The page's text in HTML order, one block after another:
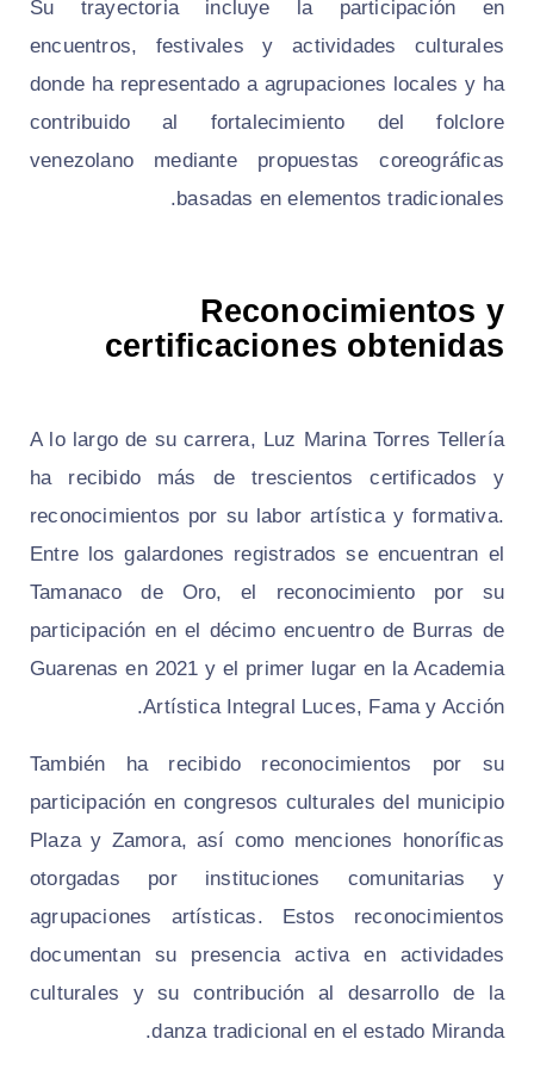
Su trayectoria incluye la participación en
encuentros, festivales y actividades culturales
donde ha representado a agrupaciones locales y ha
contribuido al fortalecimiento del folclore
venezolano mediante propuestas coreográficas
basadas en elementos tradicionales.
Reconocimientos y
certificaciones obtenidas
A lo largo de su carrera, Luz Marina Torres Tellería
ha recibido más de trescientos certificados y
reconocimientos por su labor artística y formativa.
Entre los galardones registrados se encuentran el
Tamanaco de Oro, el reconocimiento por su
participación en el décimo encuentro de Burras de
Guarenas en 2021 y el primer lugar en la Academia
Artística Integral Luces, Fama y Acción.
También ha recibido reconocimientos por su
participación en congresos culturales del municipio
Plaza y Zamora, así como menciones honoríficas
otorgadas por instituciones comunitarias y
agrupaciones artísticas. Estos reconocimientos
documentan su presencia activa en actividades
culturales y su contribución al desarrollo de la
danza tradicional en el estado Miranda.